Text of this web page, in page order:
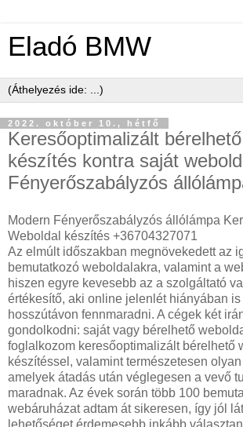
Eladó BMW
2022. október 10., hétfő
Keresőoptimalizált
készítés kontra saját
Fényerőszabályzós
Modern Fényerőszabályzós állólámpa
Weboldal készítés +36704327071
Az elmúlt időszakban megnövekedett az
bemutatkozó weboldalakra, valamint a
hiszen egyre kevesebb az a szolgáltató
értékesítő, aki online jelenlét hiányában
hosszútávon fennmaradni. A cégek két
gondolkodni: saját vagy bérelhető
foglalkozom keresőoptimalizált bérelhető
készítéssel, valamint természetesen
amelyek átadás után véglegesen a vevő
maradnak. Az évek során több 100
webáruházat adtam át sikeresen, így jól
lehetőséget érdemesebb inkább